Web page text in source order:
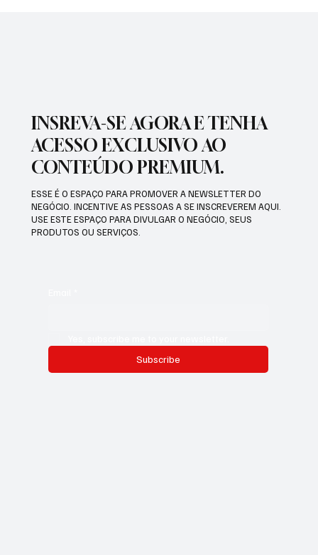
INSREVA-SE AGORA E TENHA
ACESSO EXCLUSIVO AO
CONTEÚDO PREMIUM.
ESSE É O ESPAÇO PARA PROMOVER A NEWSLETTER DO
NEGÓCIO. INCENTIVE AS PESSOAS A SE INSCREVEREM AQUI.
USE ESTE ESPAÇO PARA DIVULGAR O NEGÓCIO, SEUS
PRODUTOS OU SERVIÇOS.
Subscribe